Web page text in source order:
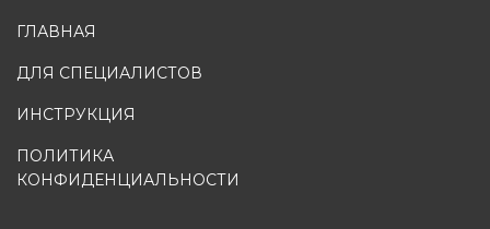
ГЛАВНАЯ
ДЛЯ СПЕЦИАЛИСТОВ
ИНСТРУКЦИЯ
ПОЛИТИКА
КОНФИДЕНЦИАЛЬНОСТИ